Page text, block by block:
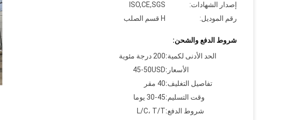
إصدار الشهادات:
ISO,CE,SGS
رقم الموديل:
H قسم الصلب
شروط الدفع والشحن:
الحد الأدنى لكمية:200 درجة مئوية
الأسعار:45-50USD
تفاصيل التغليف:40 مقر
وقت التسليم:30-45 يوما
شروط الدفع:L/C، T/T